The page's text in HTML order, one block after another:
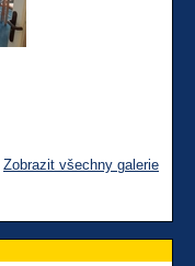
Zobrazit všechny galerie